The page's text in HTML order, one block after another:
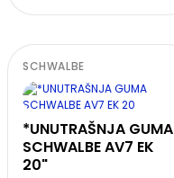
SCHWALBE
*UNUTRAŠNJA GUMA
SCHWALBE AV7 EK
20"